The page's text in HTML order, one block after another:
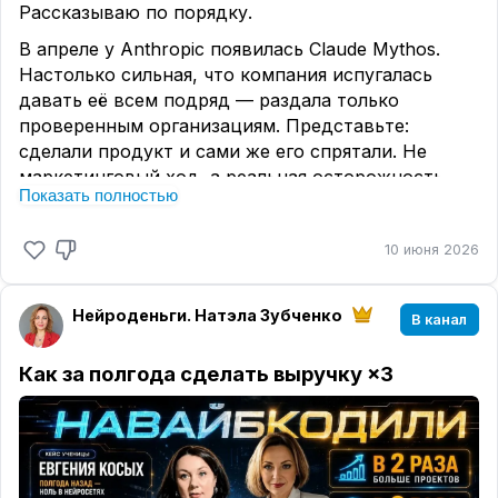
Рассказываю по порядку.
В апреле у Anthropic появилась Claude Mythos.
Настолько сильная, что компания испугалась
давать её всем подряд — раздала только
проверенным организациям. Представьте:
сделали продукт и сами же его спрятали. Не
маркетинговый ход, а реальная осторожность.
публичную версию. Называется Claude Fable 5.
вопросы про кибератаки, биологию и химию
модель просто не берёт в работу. Нам с вами от
этого ни жарко ни холодно — мы воронки
собираем, а не лаборатории.
Зато всё остальное — наше.
Цифры такие. Fable 5 местами на 10% с лишним
сильнее, чем Opus 4.8 — модель, которая ещё на
Показать полностью
10 июня 2026
Нейроденьги. Натэла Зубченко В канал
Как за полгода сделать выручку ×3